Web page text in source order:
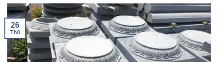
26
Th8